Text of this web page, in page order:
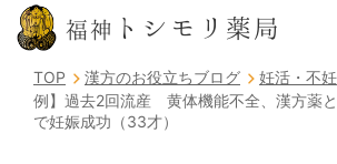
福神 トシモリ薬局
TOP
漢方のお役立ちブログ 妊活・不妊
例】過去2回流産 黄体機能不全、漢方薬
で妊娠成功（33才）